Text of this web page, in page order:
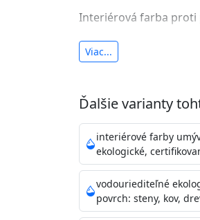
Interiérová farba proti
antibakteriálna a
Je interiérová
znižuje (o 99,9%)
vysokými nárokmi
sály, potravinárske
vhodná aj do
zachovaní
vysokú výdatnosť a
Viac...
Ďalšie varianty
interiérové farby
ekologické,
vodouriediteľné
povrch: steny, kov,